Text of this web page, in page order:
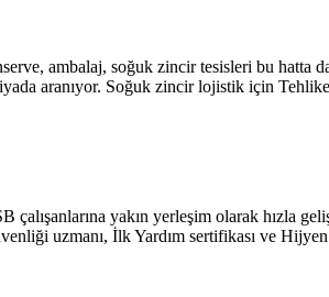
ambalaj, soğuk zincir tesisleri bu hatta
aranıyor. Soğuk zincir lojistik için
çalışanlarına yakın yerleşim olarak hızla
uzmanı, İlk Yardım sertifikası ve